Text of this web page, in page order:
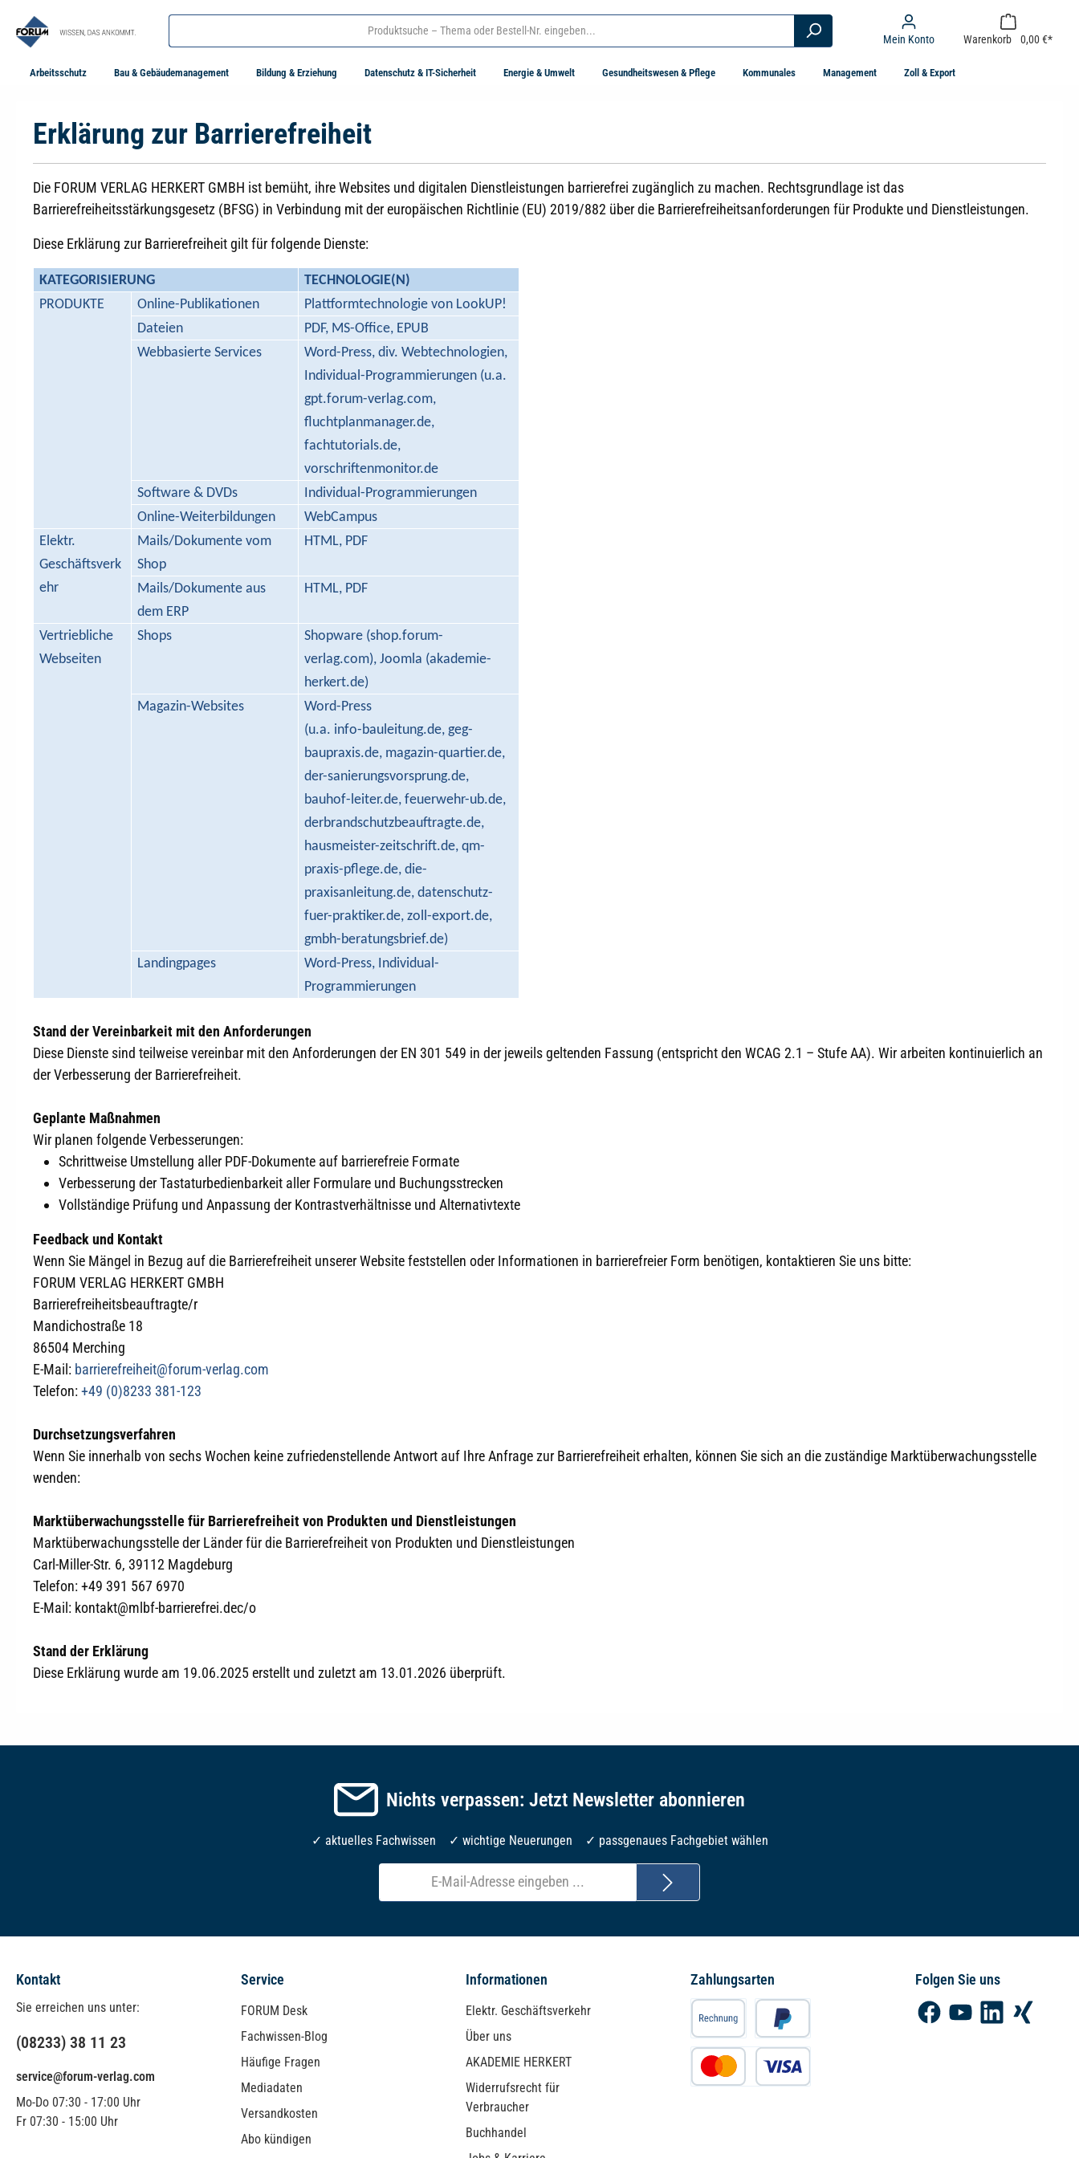
Zur Hauptnavigation springen
Mein Konto Warenkorb 0,00 €*
Arbeitsschutz Bau & Gebäudemanagement Bildung & Erziehung Datenschutz & IT-Sicherheit Energie & Umwelt Gesundheitswesen & Pflege Kommunales Management Zoll & Export
Erklärung zur Barrierefreiheit
Die FORUM VERLAG HERKERT GMBH ist bemüht, ihre Websites und digitalen Dienstleistungen barrierefrei zugänglich zu machen. Rechtsgrundlage ist das
Barrierefreiheitsstärkungsgesetz (BFSG) in Verbindung mit der europäischen Richtlinie (EU) 2019/882 über die Barrierefreiheitsanforderungen für Produkte und Dienstleistungen.
Diese Erklärung zur Barrierefreiheit gilt für folgende Dienste:
KATEGORISIERUNG
TECHNOLOGIE(N)
PRODUKTE
Online-Publikationen
Plattformtechnologie von LookUP!
Dateien
PDF, MS-Office, EPUB
Webbasierte Services
Word-Press, div. Webtechnologien,
Individual-Programmierungen (u.a.
gpt.forum-verlag.com,
fluchtplanmanager.de,
fachtutorials.de,
vorschriftenmonitor.de
Software & DVDs
Individual-Programmierungen
Online-Weiterbildungen
WebCampus
Elektr.
Geschäftsverk
ehr
Mails/Dokumente vom
Shop
HTML, PDF
Mails/Dokumente aus
dem ERP
HTML, PDF
Vertriebliche
Webseiten
Shops
Shopware (shop.forum-
verlag.com), Joomla (akademie-
herkert.de)
Magazin-Websites
Word-Press
(u.a. info-bauleitung.de, geg-
baupraxis.de, magazin-quartier.de,
der-sanierungsvorsprung.de,
bauhof-leiter.de, feuerwehr-ub.de,
derbrandschutzbeauftragte.de,
hausmeister-zeitschrift.de, qm-
praxis-pflege.de, die-
praxisanleitung.de, datenschutz-
fuer-praktiker.de, zoll-export.de,
gmbh-beratungsbrief.de)
Landingpages
Word-Press, Individual-
Programmierungen
Stand der Vereinbarkeit mit den Anforderungen
Diese Dienste sind teilweise vereinbar mit den Anforderungen der EN 301 549 in der jeweils geltenden Fassung (entspricht den WCAG 2.1 – Stufe AA). Wir arbeiten kontinuierlich an
der Verbesserung der Barrierefreiheit.
Geplante Maßnahmen
Wir planen folgende Verbesserungen:
Schrittweise Umstellung aller PDF-Dokumente auf barrierefreie Formate
Verbesserung der Tastaturbedienbarkeit aller Formulare und Buchungsstrecken
Vollständige Prüfung und Anpassung der Kontrastverhältnisse und Alternativtexte
Feedback und Kontakt
Wenn Sie Mängel in Bezug auf die Barrierefreiheit unserer Website feststellen oder Informationen in barrierefreier Form benötigen, kontaktieren Sie uns bitte:
FORUM VERLAG HERKERT GMBH
Barrierefreiheitsbeauftragte/r
Mandichostraße 18
86504 Merching
E-Mail: barrierefreiheit@forum-verlag.com
Telefon: +49 (0)8233 381-123
Durchsetzungsverfahren
Wenn Sie innerhalb von sechs Wochen keine zufriedenstellende Antwort auf Ihre Anfrage zur Barrierefreiheit erhalten, können Sie sich an die zuständige Marktüberwachungsstelle
wenden:
Marktüberwachungsstelle für Barrierefreiheit von Produkten und Dienstleistungen
Marktüberwachungsstelle der Länder für die Barrierefreiheit von Produkten und Dienstleistungen
Carl-Miller-Str. 6, 39112 Magdeburg
Telefon: +49 391 567 6970
E-Mail: kontakt@mlbf-barrierefrei.dec/o
Stand der Erklärung
Diese Erklärung wurde am 19.06.2025 erstellt und zuletzt am 13.01.2026 überprüft.
Nichts verpassen: Jetzt Newsletter abonnieren
✓ aktuelles Fachwissen ✓ wichtige Neuerungen ✓ passgenaues Fachgebiet wählen
Kontakt
Sie erreichen uns unter:
(08233) 38 11 23
service@forum-verlag.com
Mo-Do 07:30 - 17:00 Uhr
Fr 07:30 - 15:00 Uhr
Service
FORUM Desk
Fachwissen-Blog
Häufige Fragen
Mediadaten
Versandkosten
Abo kündigen
Informationen
Elektr. Geschäftsverkehr
Über uns
AKADEMIE HERKERT
Widerrufsrecht für
Verbraucher
Buchhandel
Zahlungsarten Folgen Sie uns
FacebookYouTubeLinkedInXing